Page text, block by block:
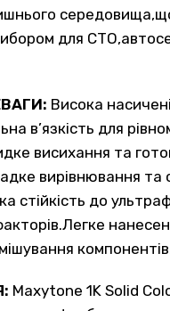
для
Висока
в’язкість для
висихання та
вирівнювання та
стійкість до
Maxytone 1K Solid